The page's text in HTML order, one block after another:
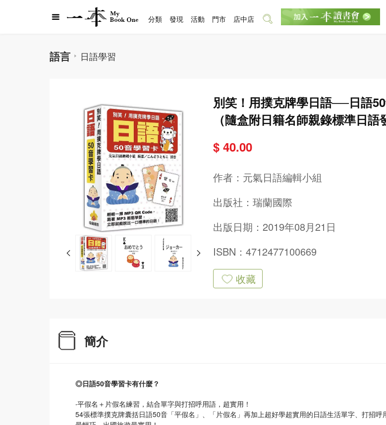
語言 日語學習
別笑！用撲克牌學日語──日語
（隨盒附日籍名師親錄標準日語
$ 40.00
作者： 元氣日語編輯小組
出版社： 瑞蘭國際
出版日期：2019年08月21日
ISBN：4712477100669
收藏
簡介
◎日語50音學習卡有什麼？
‧平假名＋片假名練習，結合單字與打招呼用語，超實用！
54張標準撲克牌囊括日語50音「平假名」、「片假名」再加上超好學超實用的日語生活單字、打招呼
分類 發現 活動 門市 店中店